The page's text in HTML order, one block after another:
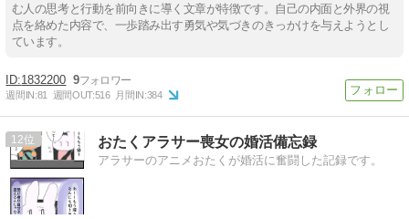
む人の思考と行動を前向きに導く文章が特徴です。自己の内面と外界の視
点を絡めた内容で、一歩踏み出す勇気や気づきのきっかけを与えようとし
ています。
1832200 9
週間IN:81 週間OUT:516 月間IN:384
12 おたくアラサー喪女の婚活備忘録
アラサーのアニメおたくが婚活に奮闘した記録です。